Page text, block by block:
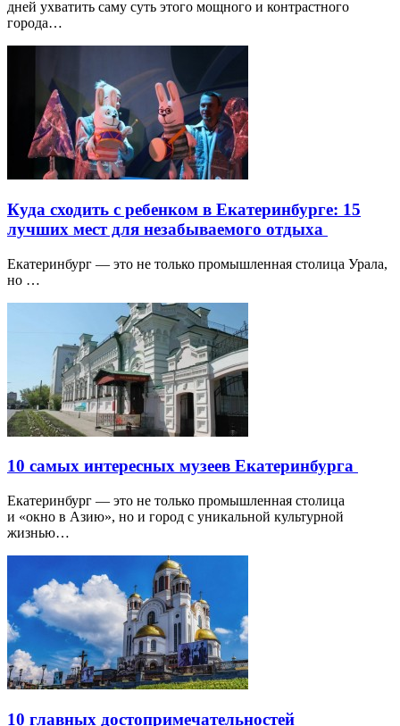
дней ухватить саму суть этого мощного и контрастного
города…
Куда сходить с ребенком в Екатеринбурге: 15
лучших мест для незабываемого отдыха
Екатеринбург — это не только промышленная столица Урала,
но …
10 самых интересных музеев Екатеринбурга
Екатеринбург — это не только промышленная столица
и «окно в Азию», но и город с уникальной культурной
жизнью…
10 главных достопримечательностей